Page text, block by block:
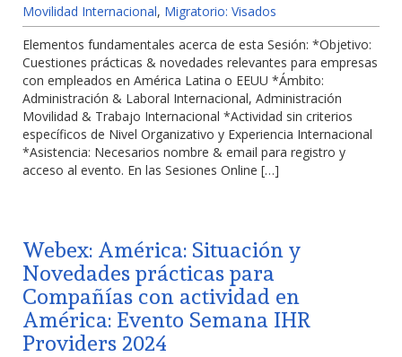
Movilidad Internacional, Migratorio: Visados
Elementos fundamentales acerca de esta Sesión: *Objetivo:
Cuestiones prácticas & novedades relevantes para empresas
con empleados en América Latina o EEUU *Ámbito:
Administración & Laboral Internacional, Administración
Movilidad & Trabajo Internacional *Actividad sin criterios
específicos de Nivel Organizativo y Experiencia Internacional
*Asistencia: Necesarios nombre & email para registro y
acceso al evento. En las Sesiones Online […]
Webex: América: Situación y
Novedades prácticas para
Compañías con actividad en
América: Evento Semana IHR
Providers 2024